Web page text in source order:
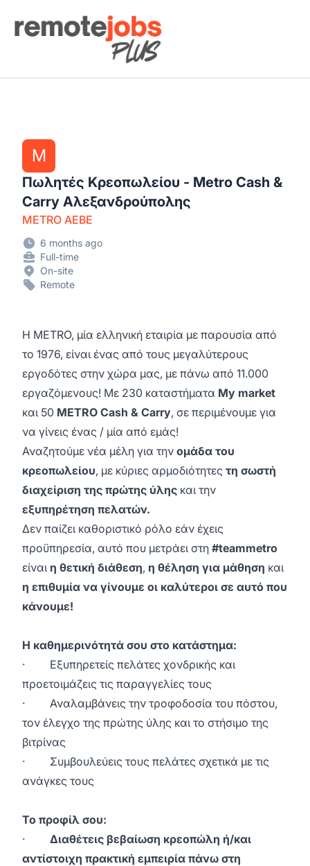
Remote Jobs Plus
M
Πωλητές Κρεοπωλείου - Metro Cash &
Carry Αλεξανδρούπολης
METRO AEBE
6 months ago
Full-time
On-site
Remote
Η METRO, μία ελληνική εταιρία με παρουσία από
το 1976, είναι ένας από τους μεγαλύτερους
εργοδότες στην χώρα μας, με πάνω από 11.000
εργαζόμενους! Με 230 καταστήματα My market
και 50 METRO Cash & Carry, σε περιμένουμε για
να γίνεις ένας / μία από εμάς!
Αναζητούμε νέα μέλη για την ομάδα του
κρεοπωλείου, με κύριες αρμοδιότητες τη σωστή
διαχείριση της πρώτης ύλης και την
εξυπηρέτηση πελατών.
Δεν παίζει καθοριστικό ρόλο εάν έχεις
προϋπηρεσία, αυτό που μετράει στη #teammetro
είναι η θετική διάθεση, η θέληση για μάθηση και
η επιθυμία να γίνουμε οι καλύτεροι σε αυτό που
κάνουμε!
Η καθημερινότητά σου στο κατάστημα:
· Εξυπηρετείς πελάτες χονδρικής και
προετοιμάζεις τις παραγγελίες τους
· Αναλαμβάνεις την τροφοδοσία του πόστου,
τον έλεγχο της πρώτης ύλης και το στήσιμο της
βιτρίνας
· Συμβουλεύεις τους πελάτες σχετικά με τις
ανάγκες τους
Το προφίλ σου:
· Διαθέτεις βεβαίωση κρεοπώλη ή/και
αντίστοιχη πρακτική εμπειρία πάνω στη